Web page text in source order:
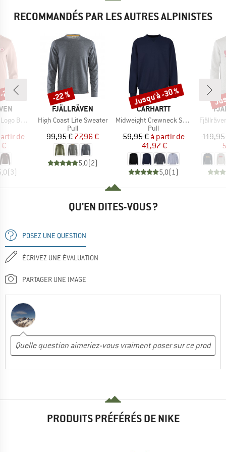
RECOMMANDÉS PAR LES AUTRES ALPINISTES
Sweater
réduit
de
(3)
%
MARQUE
FJÄLLRÄVEN
Article
High Coast Lite Sweater
Product group
Pull
Prix
99,95 €Prix réduit
77,96 €
5,0(2)
Remise
-22 %
MARQUE
CARHARTT
Article
Midweight Crewneck Sweatshirt
Product group
Pull
Prix
59,95 € Prix réduit
à partir de
41,97 €
5,0(1)
Remise
Jusqu'à -30 %
Article
QU'EN DITES-VOUS ?
POSEZ UNE QUESTION
ÉCRIVEZ UNE ÉVALUATION
PARTAGER UNE IMAGE
PRODUITS PRÉFÉRÉS DE NIKE